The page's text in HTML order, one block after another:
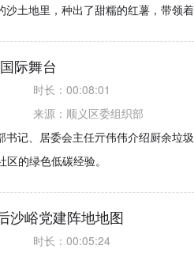
土地里，种出了甜糯的红薯，带领
际舞台
时长： 00:08:01
来源： 顺义区委组织部
记、居委会主任亓伟伟介绍厨余垃
区的绿色低碳经验。
峪党建阵地地图
时长： 00:05:24